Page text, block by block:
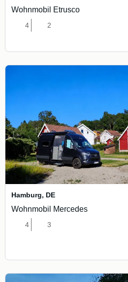
Wohnmobil Etrusco
4 2
Hamburg, DE
Wohnmobil Mercedes
4 3